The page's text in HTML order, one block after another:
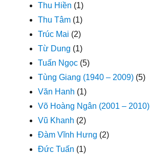
Thu Hiền (1)
Thu Tâm (1)
Trúc Mai (2)
Từ Dung (1)
Tuấn Ngọc (5)
Tùng Giang (1940 – 2009) (5)
Văn Hanh (1)
Võ Hoàng Ngân (2001 – 2010)
Vũ Khanh (2)
Đàm Vĩnh Hưng (2)
Đức Tuấn (1)